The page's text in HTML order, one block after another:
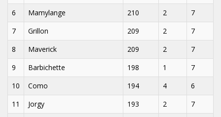
6
Mamylange 210 2
7
7
Grillon 209 2
7
8
Maverick 209 2
7
9
Barbichette 198 1
7
10
Como 194 4
6
11
Jorgy 193 2
7